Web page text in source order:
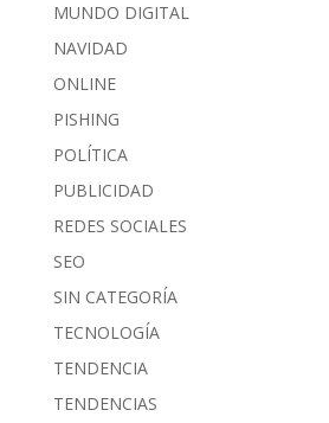
MUNDO DIGITAL
NAVIDAD
ONLINE
PISHING
POLÍTICA
PUBLICIDAD
REDES SOCIALES
SEO
SIN CATEGORÍA
TECNOLOGÍA
TENDENCIA
TENDENCIAS